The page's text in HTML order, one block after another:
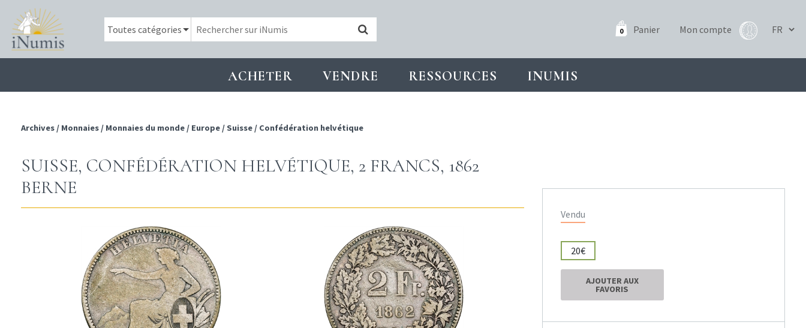
0 Panier Mon compte
ACHETER VENDRE RESSOURCES INUMIS
Archives / Monnaies / Monnaies du monde / Europe / Suisse / Confédération helvétique
SUISSE, CONFÉDÉRATION HELVÉTIQUE, 2 FRANCS, 1862
BERNE
Vendu
20€
AJOUTER AUX
FAVORIS